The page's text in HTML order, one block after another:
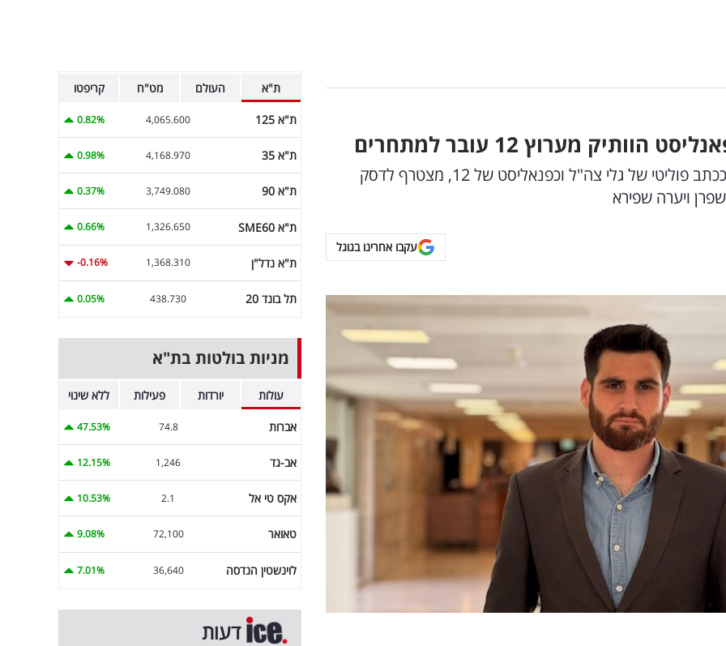
העיתונאי הצעיר ששימש בארבע שנים האחרונות ככתב פוליטי של גלי צה"ל וכפנאליסט של 12, מצטרף לדסק
ויערה שפירא
עקבו אחרינו בגוגל
ת"א העולם מט"ח קריפטו
ת"א 125 4,065.600
0.82%
ת"א 35 4,168.970
0.98%
ת"א 90 3,749.080
0.37%
ת"א SME60 1,326.650
0.66%
ת"א נדל"ן 1,368.310
-0.16%
תל בונד 20 438.730
0.05%
מניות בולטות בת"א
עולות יורדות פעילות ללא שינוי
אברות 74.8
47.53%
אב-גד 1,246
12.15%
אקס טי אל 2.1
10.53%
טאואר 72,100
9.08%
לוינשטין הנדסה 36,640
7.01%
דעות